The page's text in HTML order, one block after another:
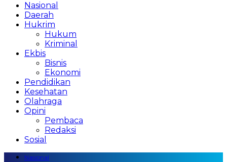
Nasional
Daerah
Hukrim
Hukum
Kriminal
Ekbis
Bisnis
Ekonomi
Pendidikan
Kesehatan
Olahraga
Opini
Pembaca
Redaksi
Sosial
Nasional